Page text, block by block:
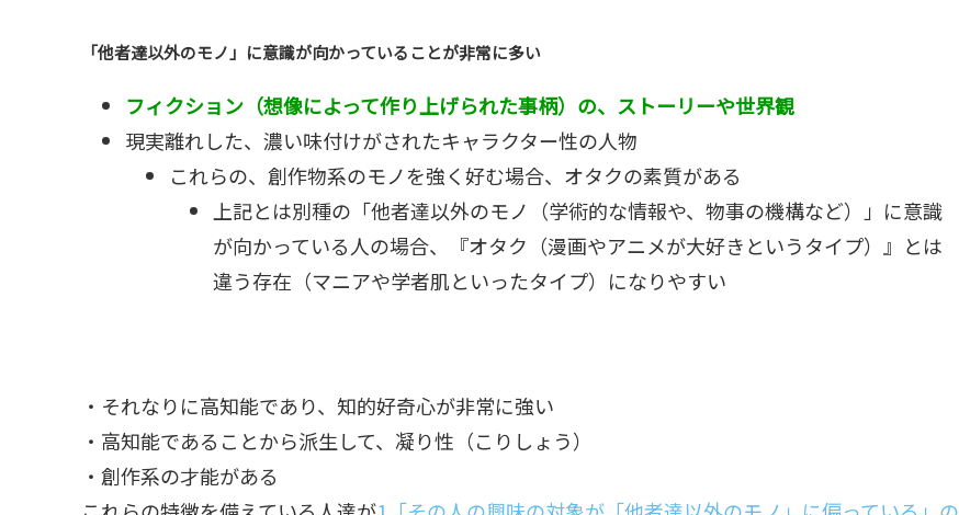
「他者達以外のモノ」に意識が向かっていることが非常に多い
フィクション（想像によって作り上げられた事柄）の、ストーリーや世界観
現実離れした、濃い味付けがされたキャラクター性の人物
これらの、創作物系のモノを強く好む場合、オタクの素質がある
上記とは別種の「他者達以外のモノ（学術的な情報や、物事の機構など）」に意識
が向かっている人の場合、『オタク（漫画やアニメが大好きというタイプ）』とは
違う存在（マニアや学者肌といったタイプ）になりやすい
・それなりに高知能であり、知的好奇心が非常に強い
・高知能であることから派生して、凝り性（こりしょう）
・創作系の才能がある